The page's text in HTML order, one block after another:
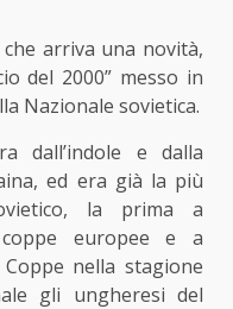
arriva una novità,
del 2000” messo in
Nazionale sovietica.
dall’indole e dalla
ed era già la più
la prima a
coppe europee e a
nella stagione
gli ungheresi del